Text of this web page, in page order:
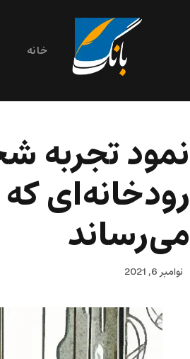
خانه
نمود تجربه
رودخانه‌ای
می‌رساند
نوامبر 6, 2021